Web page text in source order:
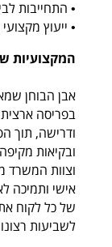
• התחייבות
• ייעוץ
המקצועיות
אבן הבוחן
בפריסה
ודרישה, תוך
ובקיאות
וצוות המשרד
אישי ותמיכה
של כל לקוח
לשביעות